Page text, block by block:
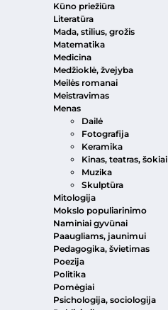
Kūno priežiūra
Literatūra
Mada, stilius, grožis
Matematika
Medicina
Medžioklė, žvejyba
Meilės romanai
Meistravimas
Menas
Dailė
Fotografija
Keramika
Kinas, teatras, šokiai
Muzika
Skulptūra
Mitologija
Mokslo populiarinimo
Naminiai gyvūnai
Paaugliams, jaunimui
Pedagogika, švietimas
Poezija
Politika
Pomėgiai
Psichologija, sociologija